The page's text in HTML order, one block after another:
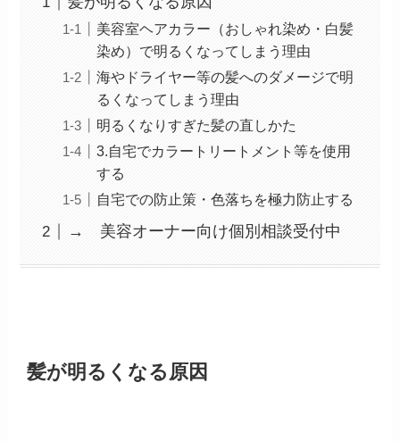
美容室ヘアカラー（おしゃれ染め・白髪
染め）で明るくなってしまう理由
海やドライヤー等の髪へのダメージで明
るくなってしまう理由
明るくなりすぎた髪の直しかた
3.自宅でカラートリートメント等を使用
する
自宅での防止策・色落ちを極力防止する
→ 美容オーナー向け個別相談受付中
髪が明るくなる原因